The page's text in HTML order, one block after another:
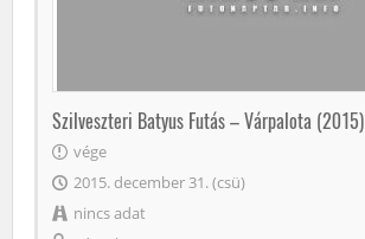
Szilveszteri Batyus Futás – Várpalota (2015)
vége
2015. december 31. (csü)
nincs adat